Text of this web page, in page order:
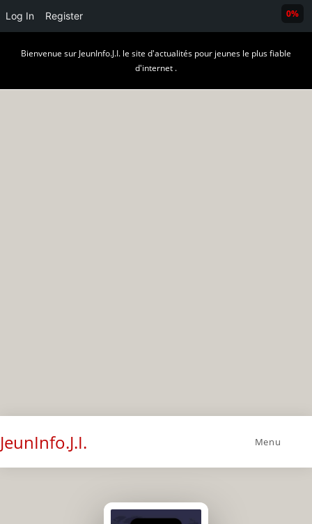
Log In Register
Bienvenue sur JeunInfo.J.I. le site d'actualités pour jeunes le plus fiable
d'internet .
JeunInfo.J.I. Menu
0%